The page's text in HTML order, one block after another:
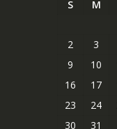
S M
2
3
9
10
16
17
23
24
30
31